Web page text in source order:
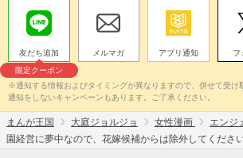
友だち追加
限定クーポン
メルマガ アプリ通知 フ
※通知する情報およびタイミングが異なりますので、併せて受
通知をしないキャンペーンもあります。ご了承ください。
まんが王国 大庭ジョルジョ 女性漫画 エンジ
園経営に夢中なので、花嫁候補からは除外してくださ